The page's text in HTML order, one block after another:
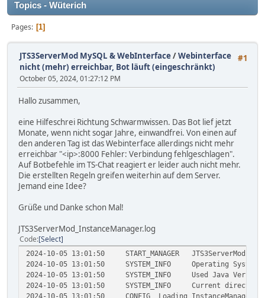
Topics - Wüterich
Pages 1
#1
JTS3ServerMod MySQL & WebInterface/Webinterface
nicht (mehr) erreichbar, Bot läuft (eingeschränkt)
October 05, 2024, 01:27:12 PM
Hallo zusammen,
eine Hilfeschrei Richtung Schwarmwissen. Das Bot lief jetzt
Monate, wenn nicht sogar Jahre, einwandfrei. Von einen auf
den anderen Tag ist das Webinterface allerdings nicht mehr
erreichbar "<ip>:8000 Fehler: Verbindung fehlgeschlagen".
Auf Botbefehle im TS-Chat reagiert er leider auch nicht mehr.
Die erstellten Regeln greifen weiterhin auf dem Server.
Jemand eine Idee?
Grüße und Danke schon Mal!
JTS3ServerMod_InstanceManager.log
Code Select
2024-10-05 13:01:50 START_MANAGER
JTS3ServerMod
2024-10-05 13:01:50
SYSTEM_INFO
Operating
2024-10-05 13:01:50
SYSTEM_INFO
Used Java
2024-10-05 13:01:50
SYSTEM_INFO
Current directory:
2024-10-05 13:01:50
CONFIG Loading InstanceManager